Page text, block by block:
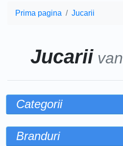
Prima pagina Jucarii
Jucarii
Categorii
Branduri